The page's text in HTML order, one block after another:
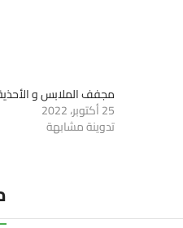
مجفف الملابس و
25 أكتوبر، 2022
تدوينة مشابهة